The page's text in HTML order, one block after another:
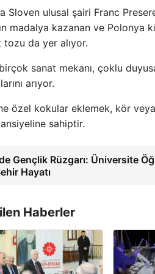
Sloven ulusal şairi Franc
madalya kazanan ve Polonya
tozu da yer alıyor.
sanat mekanı, çoklu
arıyor.
özel kokular eklemek, kör
sahiptir.
Gençlik Rüzgarı: Üniversite
Hayatı
Haberler